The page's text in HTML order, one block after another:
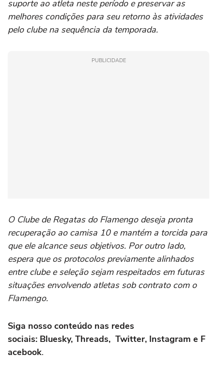
suporte ao atleta neste período e preservar as
melhores condições para seu retorno às atividades
pelo clube na sequência da temporada.
PUBLICIDADE
O Clube de Regatas do Flamengo deseja pronta
recuperação ao camisa 10 e mantém a torcida para
que ele alcance seus objetivos. Por outro lado,
espera que os protocolos previamente alinhados
entre clube e seleção sejam respeitados em futuras
situações envolvendo atletas sob contrato com o
Flamengo.
Siga nosso conteúdo nas redes
sociais: Bluesky, Threads, Twitter, Instagram e F
acebook.